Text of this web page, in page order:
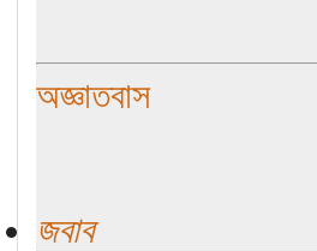
অজ্ঞাতবাস
জবাব